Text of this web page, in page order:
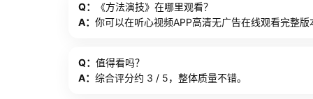
Q：
《方法演技》在哪里观看？
A： 你可以在听心视频APP高清无广告在线观看完整版
Q： 值得看吗？
A： 综合评分约 3 / 5，整体质量不错。